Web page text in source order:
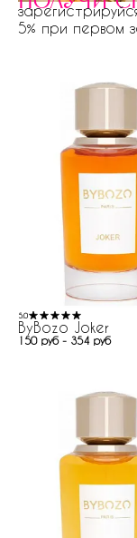
5% при первом
5.0
ByBozo Joker
150 руб - 354 руб